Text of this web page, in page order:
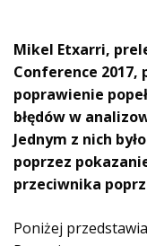
Mikel Etxarri,
Conference
poprawienie
błędów w
Jednym z nich
poprzez
przeciwnika
Poniżej